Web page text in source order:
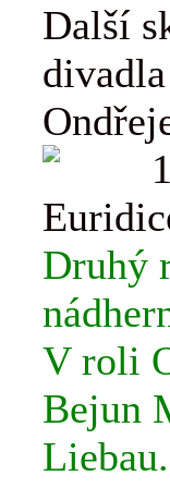
Další
Druhý
V roli
Bejun